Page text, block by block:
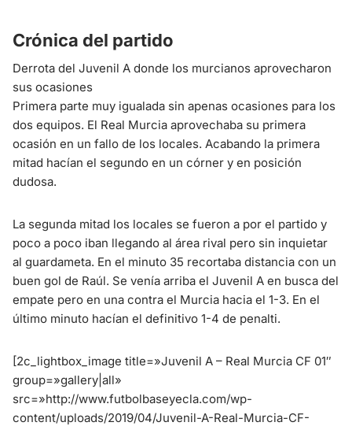
Crónica del partido
Derrota del Juvenil A donde los murcianos aprovecharon
sus ocasiones
Primera parte muy igualada sin apenas ocasiones para los
dos equipos. El Real Murcia aprovechaba su primera
ocasión en un fallo de los locales. Acabando la primera
mitad hacían el segundo en un córner y en posición
dudosa.
La segunda mitad los locales se fueron a por el partido y
poco a poco iban llegando al área rival pero sin inquietar
al guardameta. En el minuto 35 recortaba distancia con un
buen gol de Raúl. Se venía arriba el Juvenil A en busca del
empate pero en una contra el Murcia hacia el 1-3. En el
último minuto hacían el definitivo 1-4 de penalti.
[2c_lightbox_image title=»Juvenil A – Real Murcia CF 01″
group=»gallery|all»
src=»http://www.futbolbaseyecla.com/wp-
content/uploads/2019/04/Juvenil-A-Real-Murcia-CF-